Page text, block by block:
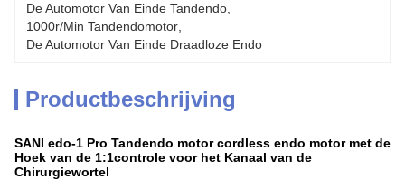
De Automotor Van Einde Tandendo
1000r/min Tandendomotor
De Automotor Van Einde Draadloze Endo
Productbeschrijving
SANI edo-1 Pro Tandendo motor cordless endo motor met de
Hoek van de 1:1controle voor het Kanaal van de
Chirurgiewortel